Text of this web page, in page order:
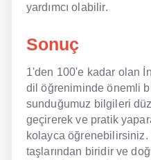
yardımcı olabilir.
Sonuç
1'den 100'e kadar olan
dil öğreniminde önemli
sunduğumuz bilgileri
geçirerek ve pratik
kolayca öğrenebilirsiniz.
taşlarından biridir ve